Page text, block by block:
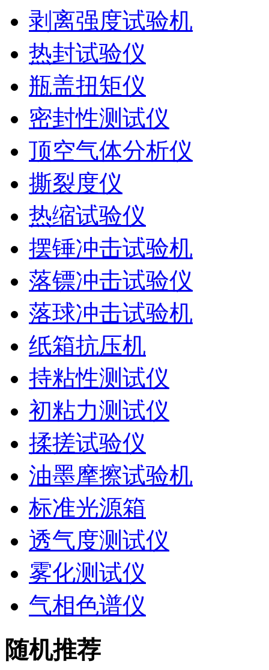
剥离强度试验机
热封试验仪
瓶盖扭矩仪
密封性测试仪
顶空气体分析仪
撕裂度仪
热缩试验仪
摆锤冲击试验机
落镖冲击试验仪
落球冲击试验机
纸箱抗压机
持粘性测试仪
初粘力测试仪
揉搓试验仪
油墨摩擦试验机
标准光源箱
透气度测试仪
雾化测试仪
气相色谱仪
随机推荐